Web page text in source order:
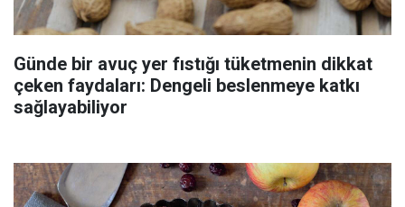
Günde bir avuç yer fıstığı tüketmenin dikkat
çeken faydaları: Dengeli beslenmeye katkı
sağlayabiliyor